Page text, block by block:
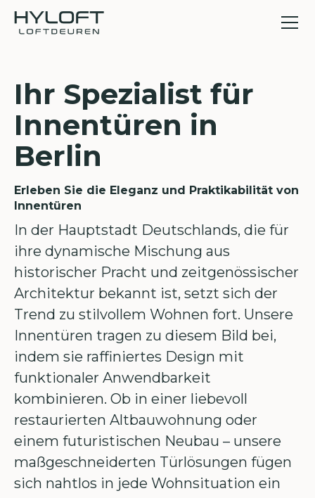
Ihr Spezialist für
Innentüren in
Berlin
Erleben Sie die Eleganz und Praktikabilität von
Innentüren
In der Hauptstadt Deutschlands, die für
ihre dynamische Mischung aus
historischer Pracht und zeitgenössischer
Architektur bekannt ist, setzt sich der
Trend zu stilvollem Wohnen fort. Unsere
Innentüren tragen zu diesem Bild bei,
indem sie raffiniertes Design mit
funktionaler Anwendbarkeit
kombinieren. Ob in einer liebevoll
restaurierten Altbauwohnung oder
einem futuristischen Neubau – unsere
maßgeschneiderten Türlösungen fügen
sich nahtlos in jede Wohnsituation ein